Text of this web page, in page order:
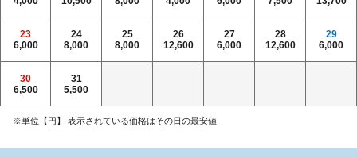
23
6,000
24
8,000
25
8,000
26
12,600
27
6,000
28
12,600
29
6,000
30
6,500
31
5,500
※単位【円】 表示されている価格はその日の最安値